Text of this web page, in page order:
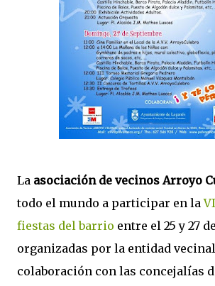
La asociación de vecinos Arroyo
todo el mundo a participar en la
fiestas del barrio entre el 25 y 27
organizadas por la entidad
colaboración con las concejalías